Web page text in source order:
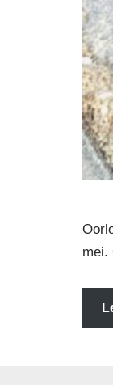
mei.